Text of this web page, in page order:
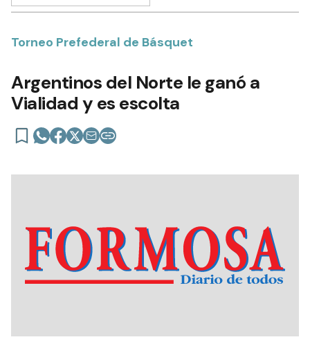
Torneo Prefederal de Básquet
Argentinos del Norte le ganó a
Vialidad y es escolta